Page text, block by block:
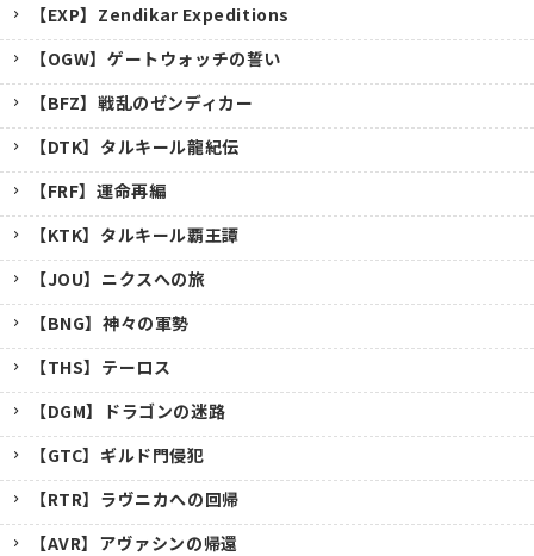
【EXP】Zendikar Expeditions
【OGW】ゲートウォッチの誓い
【BFZ】戦乱のゼンディカー
【DTK】タルキール龍紀伝
【FRF】運命再編
【KTK】タルキール覇王譚
【JOU】ニクスへの旅
【BNG】神々の軍勢
【THS】テーロス
【DGM】ドラゴンの迷路
【GTC】ギルド門侵犯
【RTR】ラヴニカへの回帰
【AVR】アヴァシンの帰還